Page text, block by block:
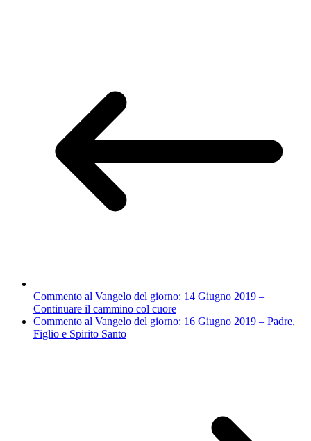
Commento al Vangelo del giorno: 14 Giugno 2019 –
Continuare il cammino col cuore
Commento al Vangelo del giorno: 16 Giugno 2019 – Padre,
Figlio e Spirito Santo